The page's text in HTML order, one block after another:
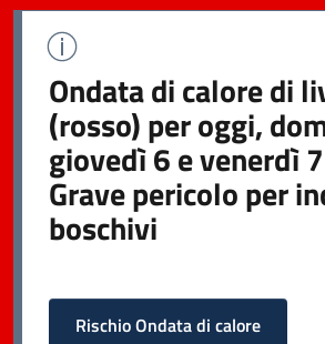
Ondata di calore di
(rosso) per oggi,
giovedì 6 e venerdì
Grave pericolo per
boschivi
Rischio Ondata di calore